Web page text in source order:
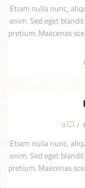
Etiam nulla nunc,
enim. Sed eget
pretium. Maecenas
/
0
Etiam nulla nunc,
enim. Sed eget
pretium. Maecenas